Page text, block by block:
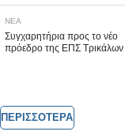
ΝΕΑ
Συγχαρητήρια προς το νέο
πρόεδρο της ΕΠΣ Τρικάλων
ΠΕΡΙΣΣΟΤΕΡΑ